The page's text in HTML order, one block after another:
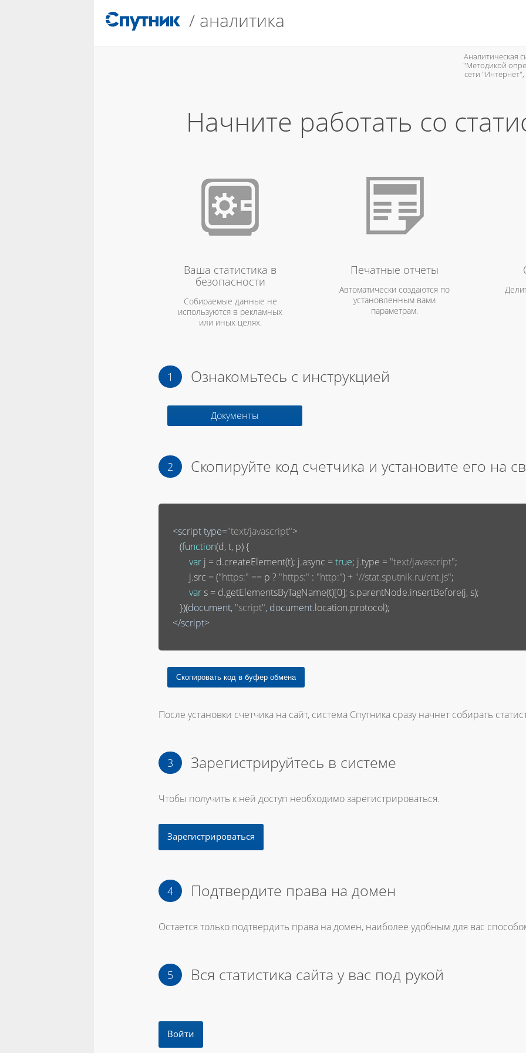
/ аналитика
Аналитическая
"Методикой
сети
Начните работать со
Ваша статистика в
безопасности
Собираемые данные не
используются в рекламных
или иных целях.
Печатные отчеты
Автоматически создаются по
установленным вами
параметрам.
Ознакомьтесь с инструкцией
Документы
Скопируйте код счетчика и установите его на
<scripttype="text/javascript">
       (
function(d, t, p) {
var j = d.createElement(t); j.async = true; j.type = "text/javascript";
           j.src = (
"https:" == p ? "https:" : "http:") + "//stat.sputnik.ru/cnt.js";
var s = d.getElementsByTagName(t)[0]; s.parentNode.insertBefore(j, s);
       })(
document, "script", document.location.protocol);
</script>
После установки счетчика на сайт, система Спутника сразу начнет собирать
Зарегистрируйтесь в системе
Чтобы получить к ней доступ необходимо зарегистрироваться.
Зарегистрироваться
Подтвердите права на домен
Остается только подтвердить права на домен, наиболее удобным для вас
Вся статистика сайта у вас под рукой
Войти